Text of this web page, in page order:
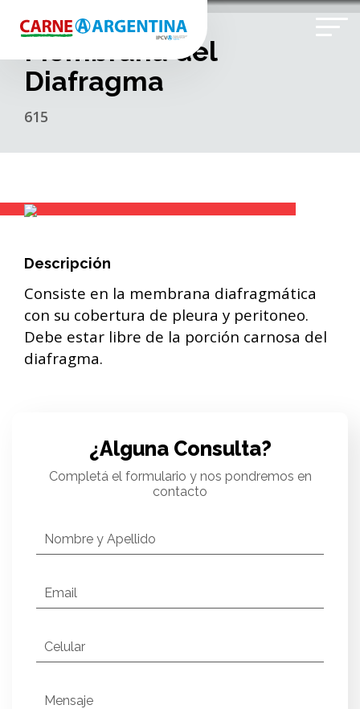
Membrana del
Diafragma
615
Descripción
Consiste en la membrana diafragmática
con su cobertura de pleura y peritoneo.
Debe estar libre de la porción carnosa del
diafragma.
¿Alguna Consulta?
Completá el formulario y nos pondremos en
contacto
Nombre y Apellido
Email
Celular
Mensaje